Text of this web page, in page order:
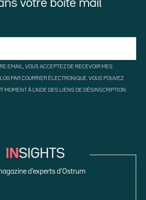
votre boîte mail
EMAIL, VOUS ACCEPTEZ DE RECEVOIR MES
PAR COURRIER ÉLECTRONIQUE. VOUS POUVEZ
MOMENT À L'AIDE DES LIENS DE DÉSINSCRIPTION.
d’experts d’Ostrum